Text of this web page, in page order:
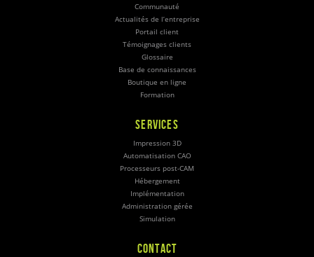
Communauté
Actualités de l’entreprise
Portail client
Témoignages clients
Glossaire
Base de connaissances
Boutique en ligne
Formation
SERVICES
Impression 3D
Automatisation CAO
Processeurs post-CAM
Hébergement
Implémentation
Administration gérée
Simulation
CONTACT